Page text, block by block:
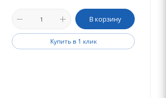
В корзину
Купить в 1 клик